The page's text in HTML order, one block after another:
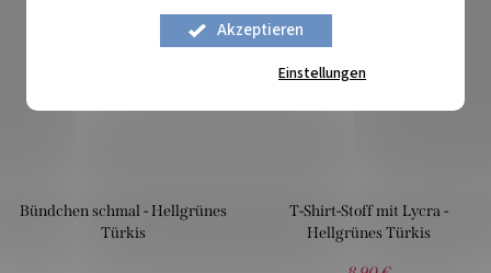
Akzeptieren
Einstellungen
Bündchen schmal - Hellgrünes
Türkis
T-Shirt-Stoff mit Lycra -
Hellgrünes Türkis